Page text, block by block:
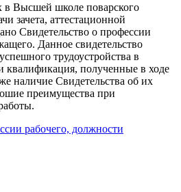
в Высшей школе поварского
зачета, аттестационной
Свидетельство о профессии
Данное свидетельство
трудоустройства в
полученные в ходе
наличие Свидетельства об их
преимущества при